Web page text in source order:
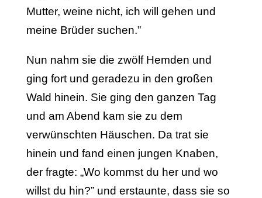
Mutter, weine nicht, ich will gehen und
meine Brüder suchen.”
Nun nahm sie die zwölf Hemden und
ging fort und geradezu in den großen
Wald hinein. Sie ging den ganzen Tag
und am Abend kam sie zu dem
verwünschten Häuschen. Da trat sie
hinein und fand einen jungen Knaben,
der fragte: „Wo kommst du her und wo
willst du hin?” und erstaunte, dass sie so